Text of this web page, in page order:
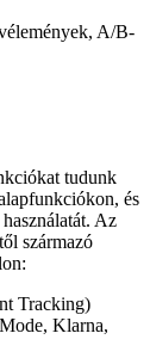
A/B-
tudunk
és
Az
származó
Tracking)
Klarna,